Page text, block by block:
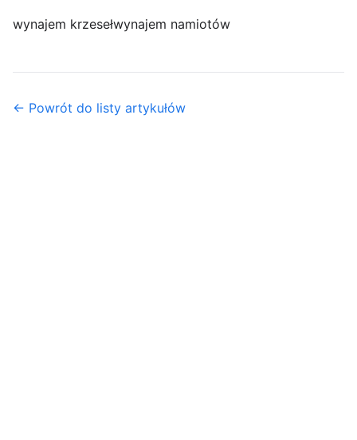
wynajem krzesełwynajem namiotów
← Powrót do listy artykułów